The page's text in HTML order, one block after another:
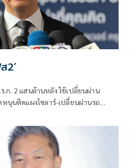
2’
.ก. 2 แสนล้านหลัง ใช้เปลี่ยนผ่าน
นุนติดแผงโซลาร์-เปลี่ยนผ่านรถ
ไทยพลัส ส่วนไทยช่วยไทยพลัส เฟส 2
ม นายกฯ เผยจะพยายาม